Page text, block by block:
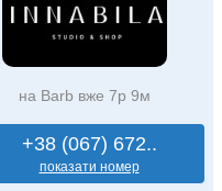
на Barb вже 7р 9м
+38 (067) 672..
показати номер